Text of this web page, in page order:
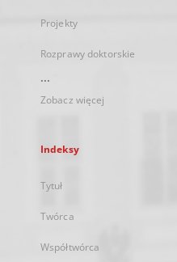
Projekty
Rozprawy doktorskie
...
Zobacz więcej
Indeksy
Tytuł
Twórca
Współtwórca